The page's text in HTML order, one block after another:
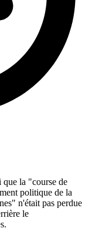
la "course de
politique de la
n'était pas perdue
le